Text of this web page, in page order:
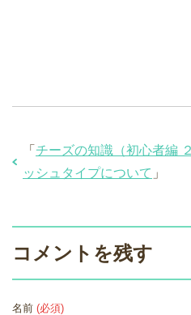
「 チーズの知識（初心者編
ッシュタイプについて 」
コメントを残す
名前 (必須)